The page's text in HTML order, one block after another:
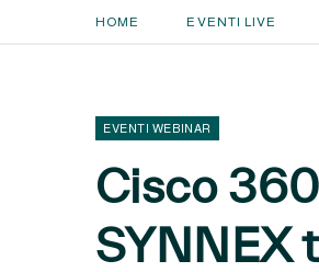
HOME EVENTI LIVE
EVENTI WEBINAR
Cisco
SYNNEX